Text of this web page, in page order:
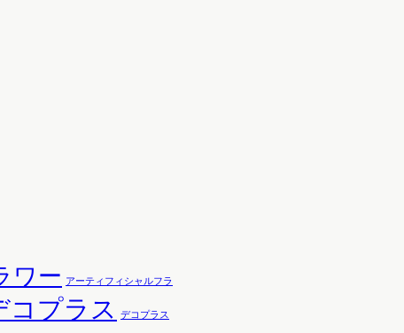
ワー アーティフィシャルフラ
コプラス デコプラス